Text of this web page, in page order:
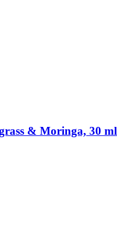
& Moringa, 30 ml